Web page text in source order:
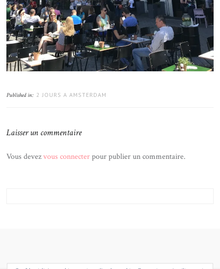
Published in: 2 JOURS A AMSTERDAM
Laisser un commentaire
Vous devezvous connecterpour publier un commentaire.